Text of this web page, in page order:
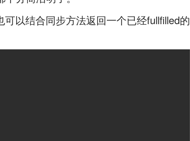
以结合同步方法返回一个已经fullfilled的